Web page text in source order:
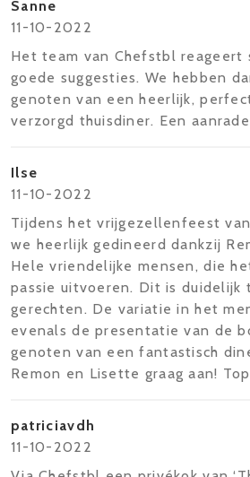
Sanne
11-10-2022
Het team van Chefstbl reageert
goede suggesties. We hebben
genoten van een heerlijk,
verzorgd thuisdiner. Een
Ilse
11-10-2022
Tijdens het vrijgezellenfeest
we heerlijk gedineerd dankzij
Hele vriendelijke mensen, die
passie uitvoeren. Dit is duidelijk
gerechten. De variatie in het
evenals de presentatie van de
genoten van een fantastisch
Remon en Lisette graag aan!
patriciavdh
11-10-2022